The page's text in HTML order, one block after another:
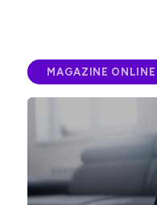
MAGAZINE ONLINE